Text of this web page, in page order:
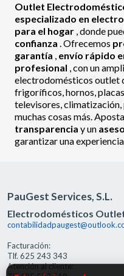
Outlet
especializado en
para el hogar , donde
confianza . Ofrecemos
garantía , envío rápido
profesional , con un
electrodomésticos outlet
frigoríficos, hornos,
televisores,
muchas cosas más.
transparencia y un
garantizar una
PauGest Services, S.L.
Electrodomésticos
Facturación:
Tlf. 625 243 343
Atención al cliente: